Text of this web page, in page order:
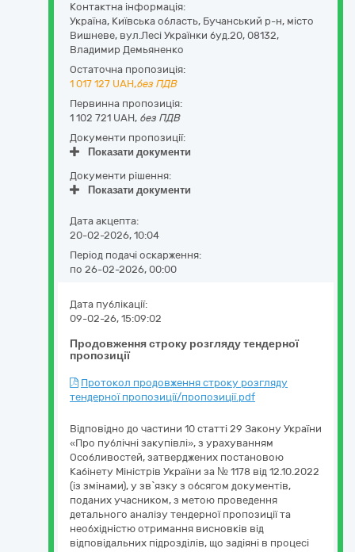
Контактна інформація:
Україна, Київська область, Бучанський р-н, місто
Вишневе, вул.Лесі Українки буд.20, 08132,
Владимир Демьяненко
Остаточна пропозиція:
1 017 127 UAH,без ПДВ
Первинна пропозиція:
1 102 721 UAH, без ПДВ
Документи пропозиції:
Показати документи
Документи рішення:
Показати документи
Дата акцепта:
20-02-2026, 10:04
Період подачі оскарження:
по 26-02-2026, 00:00
Продовження строку розгляду тендерної
пропозиції
Дата публікації:
09-02-26, 15:09:02
Протокол продовження строку розгляду
тендерної пропозиції/пропозиції.pdf
Відповідно до частини 10 статті 29 Закону України
«Про публічні закупівлі», з урахуванням
Особливостей, затверджених постановою
Кабінету Міністрів України за № 1178 від 12.10.2022
(із змінами), у зв`язку з обсягом документів,
поданих учасником, з метою проведення
детального аналізу тендерної пропозиції та
необхідністю отримання висновків від
відповідальних підрозділів, що задіяні в процесі